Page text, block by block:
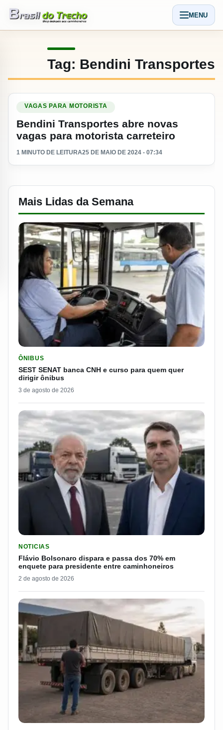
Abrir
MENU
Tag: Bendini Transportes
Ler materia: Bendini Transportes abre novas vagas para
VAGAS PARA MOTORISTA
Bendini Transportes abre novas
vagas para motorista carreteiro
1 MINUTO DE LEITURA25 DE MAIO DE 2024 - 07:34
Mais Lidas da Semana
ÔNIBUS
SEST SENAT banca CNH e curso para quem quer
dirigir ônibus
3 de agosto de 2026
NOTICIAS
Flávio Bolsonaro dispara e passa dos 70% em
enquete para presidente entre caminhoneiros
2 de agosto de 2026